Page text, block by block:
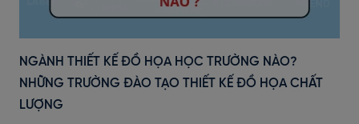
NGÀNH THIẾT KẾ ĐỒ HỌA HỌC TRƯỜNG NÀO?
NHỮNG TRƯỜNG ĐÀO TẠO THIẾT KẾ ĐỒ HỌA CHẤT
LƯỢNG